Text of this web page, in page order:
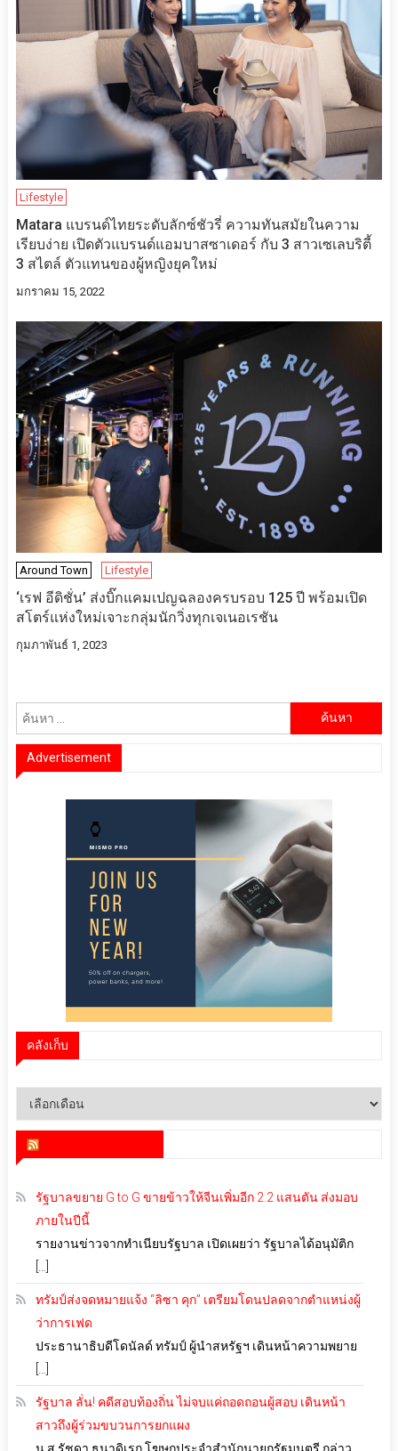
Lifestyle
Matara แบรนด์ไทยระดับลักซ์ชัวรี่ ความทันสมัยในความ
เรียบง่าย เปิดตัวแบรนด์แอมบาสซาเดอร์ กับ 3 สาวเซเลบริตี้
3 สไตล์ ตัวแทนของผู้หญิงยุคใหม่
มกราคม 15, 2022
Around Town Lifestyle
‘เรฟ อีดิชั่น’ ส่งบิ๊กแคมเปญฉลองครบรอบ 125 ปี​ พร้อม​เปิด
สโตร์แห่งใหม่เจาะกลุ่มนักวิ่งทุกเจเนอเรชัน
กุมภาพันธ์ 1, 2023
Advertisement
คลังเก็บ
คลัง
รัฐบาลขยาย G to G ขายข้าวให้จีนเพิ่มอีก 2.2 แสนตัน ส่งมอบ
ภายในปีนี้
รายงานข่าวจากทำเนียบรัฐบาล เปิดเผยว่า รัฐบาลได้อนุมัติก
ทรัมป์ส่งจดหมายแจ้ง “ลิซา คุก” เตรียมโดนปลดจากตำแหน่งผู้
ว่าการเฟด
ประธานาธิบดีโดนัลด์ ทรัมป์ ผู้นำสหรัฐฯ เดินหน้าความพยาย
รัฐบาล ลั่น! คดีสอบท้องถิ่น ไม่จบแค่ถอดถอนผู้สอบ เดินหน้า
สาวถึงผู้ร่วมขบวนการยกแผง